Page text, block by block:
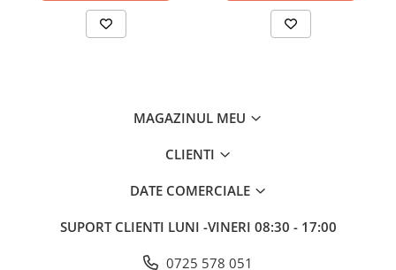
MAGAZINUL MEU
CLIENTI
DATE COMERCIALE
SUPORT CLIENTI LUNI -VINERI 08:30 - 17:00
0725 578 051